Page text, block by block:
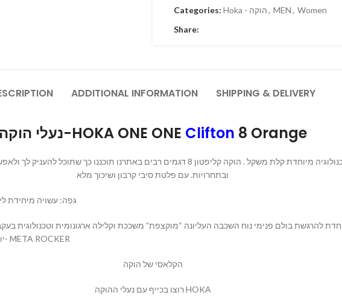
Categories:
Hoka - הוקה, MEN, Women
Share:
ADDITIONAL INFORMATION SHIPPING & DELIVERY
נעלי הוקה-HOKA ONE ONE Clifton 8 Orange
נעל הוקה לאימונים איכותיים ונוחות מקסימלית טכנולוגיה מיוחדת קלת משקל . הוקה קליפטון
ובתחרויות. עם פלטת סיבי קרבון ושיכוך מלא
גפה: עשויה מיחידת
יותר בחלק הקדמי להחזרת אנרגיה מירבית ועוצמתית. עיצוב ה- META ROCKER
הקלאסי של הוקה
רוצו בכייף עם נעלי ההוקה HOKA